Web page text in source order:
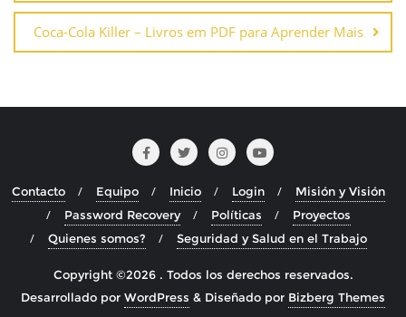
Coca-Cola Killer – Livros em PDF para Aprender Mais
Contacto Equipo Inicio Login
Misión y Visión
Password Recovery
Políticas
Proyectos
Quienes somos?
Seguridad y Salud en el Trabajo
Copyright ©2026 . Todos los derechos reservados.
Desarrollado por WordPress & Diseñado por Bizberg Themes